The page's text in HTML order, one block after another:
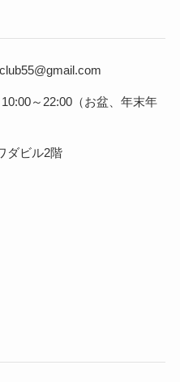
～22:00（お盆、年末年
ダビル2階